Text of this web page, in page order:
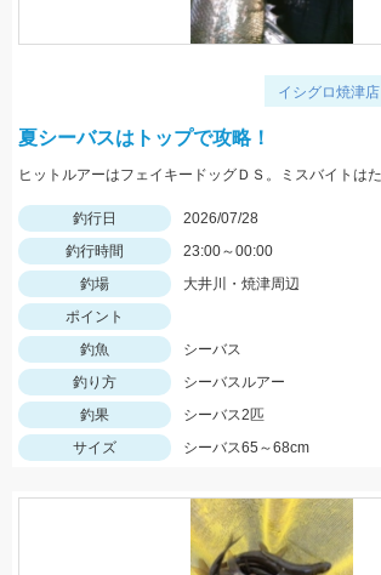
イシグロ焼津店
夏シーバスはトップで攻略！
釣行日
2026/07/28
釣行時間
23:00～00:00
釣場
大井川・焼津周辺
ポイント
釣魚
シーバス
釣り方
シーバスルアー
釣果
シーバス2匹
サイズ
シーバス65～68cm